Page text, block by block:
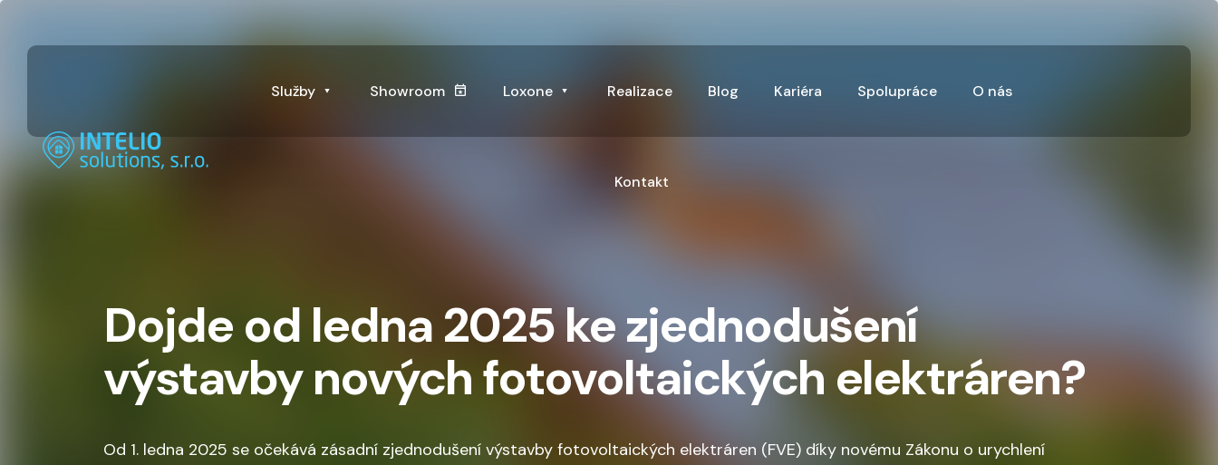
Služby Showroom Loxone Realizace Blog Kariéra Spolupráce O nás
Kontakt
Dojde od ledna 2025 ke zjednodušení
výstavby nových fotovoltaických elektráren?
Od 1. ledna 2025 se očekává zásadní zjednodušení výstavby fotovoltaických elektráren (FVE) díky novému Zákonu o urychlení